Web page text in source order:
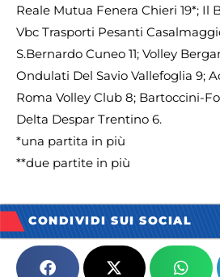
Reale Mutua Fenera Chieri 19*; Il
Vbc Trasporti Pesanti
S.Bernardo Cuneo 11; Volley
Ondulati Del Savio Vallefoglia 9;
Roma Volley Club 8; Bartoccini-
Delta Despar Trentino 6.
*una partita in più
**due partite in più
CONDIVIDI SUI SOCIAL